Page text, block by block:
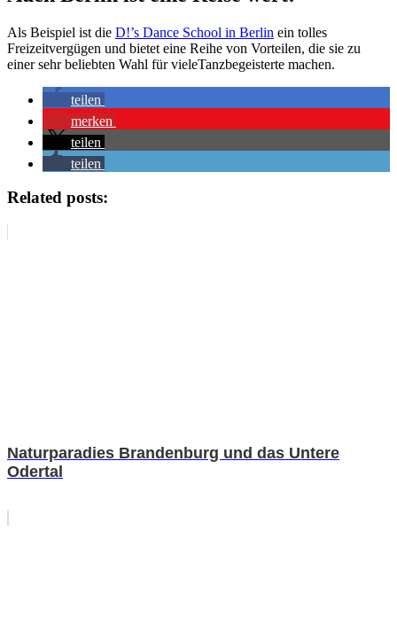
Als Beispiel ist die D!’s Dance School in Berlin ein tolles
Freizeitvergügen und bietet eine Reihe von Vorteilen, die sie zu
einer sehr beliebten Wahl für vieleTanzbegeisterte machen.
teilen
merken
teilen
teilen
Related posts:
Naturparadies Brandenburg und das Untere
Odertal